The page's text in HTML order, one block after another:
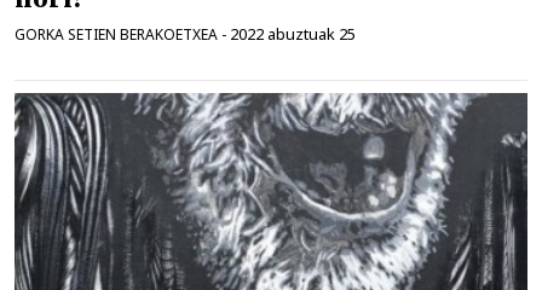
GORKA SETIEN BERAKOETXEA - 2022 abuztuak 25